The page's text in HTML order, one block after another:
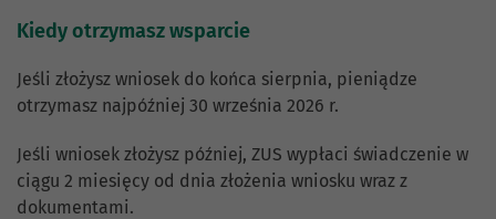
Kiedy otrzymasz wsparcie
Jeśli złożysz wniosek do końca sierpnia, pieniądze
otrzymasz najpóźniej 30 września 2026 r.
Jeśli wniosek złożysz później, ZUS wypłaci świadczenie w
ciągu 2 miesięcy od dnia złożenia wniosku wraz z
dokumentami.